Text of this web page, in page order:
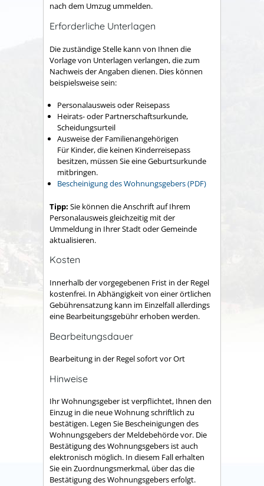
nach dem Umzug ummelden.
Erforderliche Unterlagen
Die zuständige Stelle kann von Ihnen die
Vorlage von Unterlagen verlangen, die zum
Nachweis der Angaben dienen. Dies können
beispielsweise sein:
Personalausweis oder Reisepass
Heirats- oder Partnerschaftsurkunde,
Scheidungsurteil
Ausweise der Familienangehörigen
Für Kinder, die keinen Kinderreisepass
besitzen, müssen Sie eine Geburtsurkunde
mitbringen.
Bescheinigung des Wohnungsgebers (PDF)
Tipp: Sie können die Anschrift auf Ihrem
Personalausweis gleichzeitig mit der
Ummeldung in Ihrer Stadt oder Gemeinde
aktualisieren.
Kosten
Innerhalb der vorgegebenen Frist in der Regel
kostenfrei. In Abhängigkeit von einer örtlichen
Gebührensatzung kann im Einzelfall allerdings
eine Bearbeitungsgebühr erhoben werden.
Bearbeitungsdauer
Bearbeitung in der Regel sofort vor Ort
Hinweise
Ihr Wohnungsgeber ist verpflichtet, Ihnen den
Einzug in die neue Wohnung schriftlich zu
bestätigen. Legen Sie Bescheinigungen des
Wohnungsgebers der Meldebehörde vor. Die
Bestätigung des Wohnungsgebers ist auch
elektronisch möglich. In diesem Fall erhalten
Sie ein Zuordnungsmerkmal, über das die
Bestätigung des Wohnungsgebers erfolgt.